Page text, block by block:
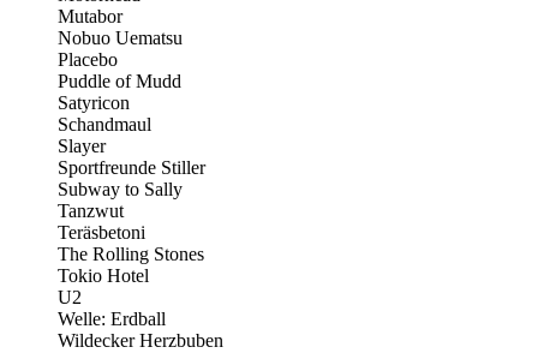
Mutabor
Nobuo Uematsu
Placebo
Puddle of Mudd
Satyricon
Schandmaul
Slayer
Sportfreunde Stiller
Subway to Sally
Tanzwut
Teräsbetoni
The Rolling Stones
Tokio Hotel
U2
Welle: Erdball
Wildecker Herzbuben